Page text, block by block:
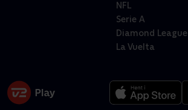
NFL
Serie A
Diamond League
La Vuelta